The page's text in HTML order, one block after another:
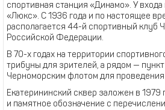
спортивная станция «Динамо». У
«Люкс». С 1936 года и по настоящее
располагается 44-й спортивный клуб
Российской Федерации.
В 70-х годах на территории
трибуны для зрителей, а рядом —
Черноморским флотом для
Екатерининский сквер заложен в 1979
и памятное обозначение с